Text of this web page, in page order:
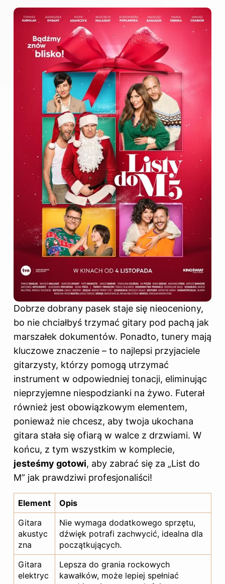
Dobrze dobrany pasek staje się nieoceniony,
bo nie chciałbyś trzymać gitary pod pachą jak
marszałek dokumentów. Ponadto, tunery mają
kluczowe znaczenie – to najlepsi przyjaciele
gitarzysty, którzy pomogą utrzymać
instrument w odpowiedniej tonacji, eliminując
nieprzyjemne niespodzianki na żywo. Futerał
również jest obowiązkowym elementem,
ponieważ nie chcesz, aby twoja ukochana
gitara stała się ofiarą w walce z drzwiami. W
końcu, z tym wszystkim w komplecie,
jesteśmy gotowi, aby zabrać się za „List do
M” jak prawdziwi profesjonaliści!
Element
Opis
Gitara
akustyc
zna
Nie wymaga dodatkowego sprzętu,
dźwięk potrafi zachwycić, idealna dla
początkujących.
Gitara
elektryc
Lepsza do grania rockowych
kawałków, może lepiej spełniać